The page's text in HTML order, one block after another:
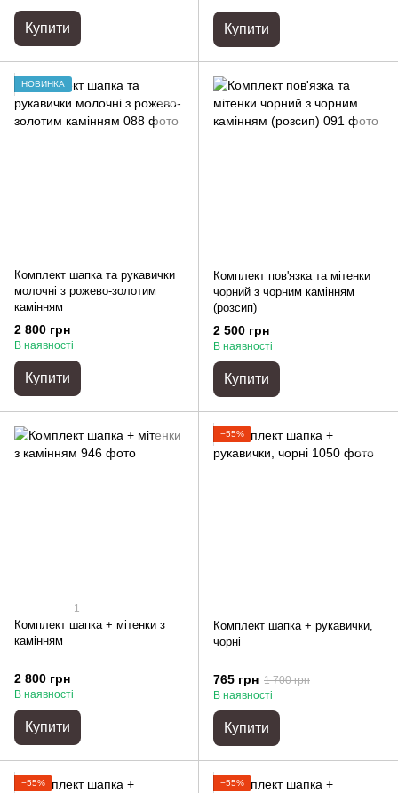
Купити Купити
НОВИНКА
Комплект шапка та рукавички
молочні з рожево-золотим
камінням
2 800 грн
В наявності
Купити
Комплект пов'язка та мітенки
чорний з чорним камінням
(розсип)
2 500 грн
В наявності
Купити
1
Комплект шапка + мітенки з
камінням
2 800 грн
В наявності
Купити
−55%
Комплект шапка + рукавички,
чорні
765 грн 1 700 грн
В наявності
Купити
−55% −55%